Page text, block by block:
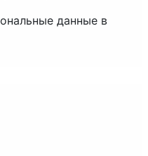
данные в